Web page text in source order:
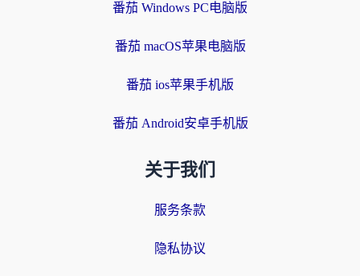
番茄 Windows PC电脑版
番茄 macOS苹果电脑版
番茄 ios苹果手机版
番茄 Android安卓手机版
关于我们
服务条款
隐私协议